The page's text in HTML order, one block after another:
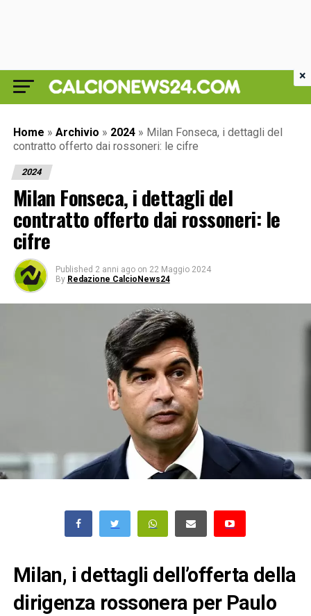
Home » Archivio » 2024 » Milan Fonseca, i dettagli del
contratto offerto dai rossoneri: le cifre
2024
Milan Fonseca, i dettagli del
contratto offerto dai rossoneri: le
cifre
Published 2 anni ago on 22 Maggio 2024
By Redazione CalcioNews24
Milan, i dettagli dell’offerta della
dirigenza rossonera per Paulo
×